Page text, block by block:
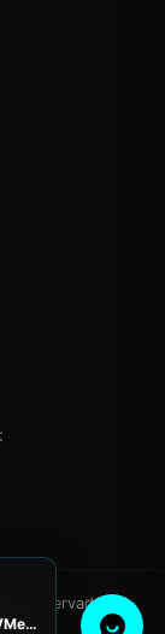
reservados.
SSD Kingston NV3 1TB M.2 2280 NVMe Gen4, Desempenho e Eficiência para Upgrade de PC – SNV3S/1000G